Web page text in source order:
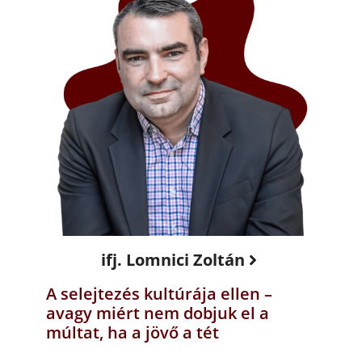
ifj. Lomnici Zoltán
A selejtezés kultúrája ellen –
avagy miért nem dobjuk el a
múltat, ha a jövő a tét